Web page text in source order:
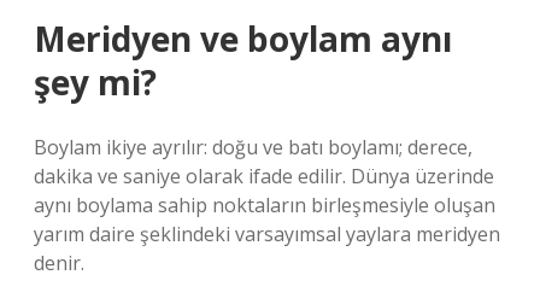
Meridyen ve boylam aynı
şey mi?
Boylam ikiye ayrılır: doğu ve batı boylamı; derece,
dakika ve saniye olarak ifade edilir. Dünya üzerinde
aynı boylama sahip noktaların birleşmesiyle oluşan
yarım daire şeklindeki varsayımsal yaylara meridyen
denir.